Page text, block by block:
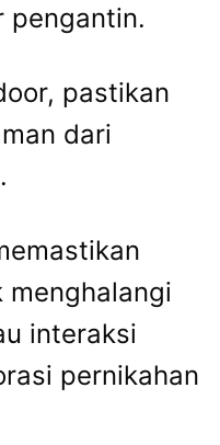
pengantin.
pastikan
dari
interaksi
pernikahan